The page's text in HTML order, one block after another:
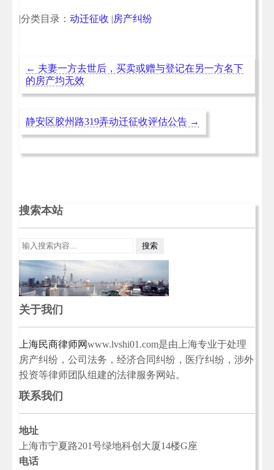
|分类目录： 动迁征收 |房产纠纷
← 夫妻一方去世后，买卖或赠与登记在另一方名下
的房产均无效
静安区胶州路319弄动迁征收评估公告 →
搜索本站
关于我们
上海民商律师网www.lvshi01.com是由上海专业于处理
房产纠纷，公司法务，经济合同纠纷，医疗纠纷，涉外
投资等律师团队组建的法律服务网站。
联系我们
地址
上海市宁夏路201号绿地科创大厦14楼G座
电话